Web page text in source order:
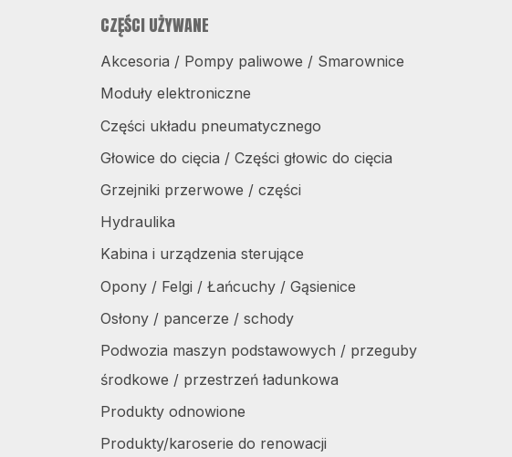
CZĘŚCI UŻYWANE
Akcesoria / Pompy paliwowe / Smarownice
Moduły elektroniczne
Części układu pneumatycznego
Głowice do cięcia / Części głowic do cięcia
Grzejniki przerwowe / części
Hydraulika
Kabina i urządzenia sterujące
Opony / Felgi / Łańcuchy / Gąsienice
Osłony / pancerze / schody
Podwozia maszyn podstawowych / przeguby
środkowe / przestrzeń ładunkowa
Produkty odnowione
Produkty/karoserie do renowacji